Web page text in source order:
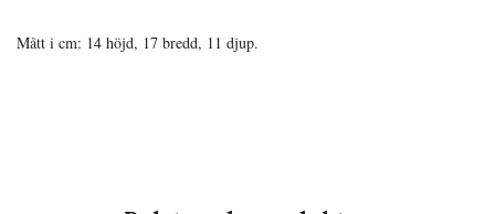
Mått i cm: 14 höjd, 17 bredd, 11 djup.